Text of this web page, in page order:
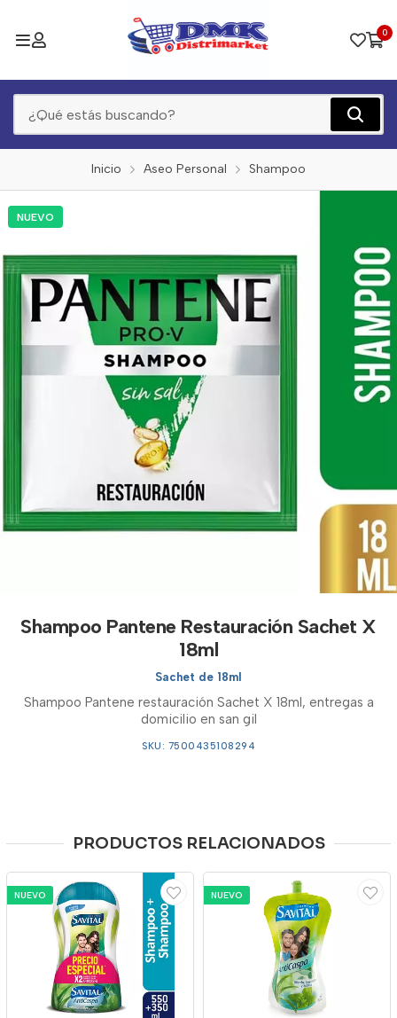
0
Inicio Aseo Personal Shampoo
NUEVO
Shampoo Pantene Restauración Sachet X
18ml
Sachet de 18ml
Shampoo Pantene restauración Sachet X 18ml, entregas a
domicilio en san gil
SKU: 7500435108294
PRODUCTOS RELACIONADOS
NUEVO NUEVO